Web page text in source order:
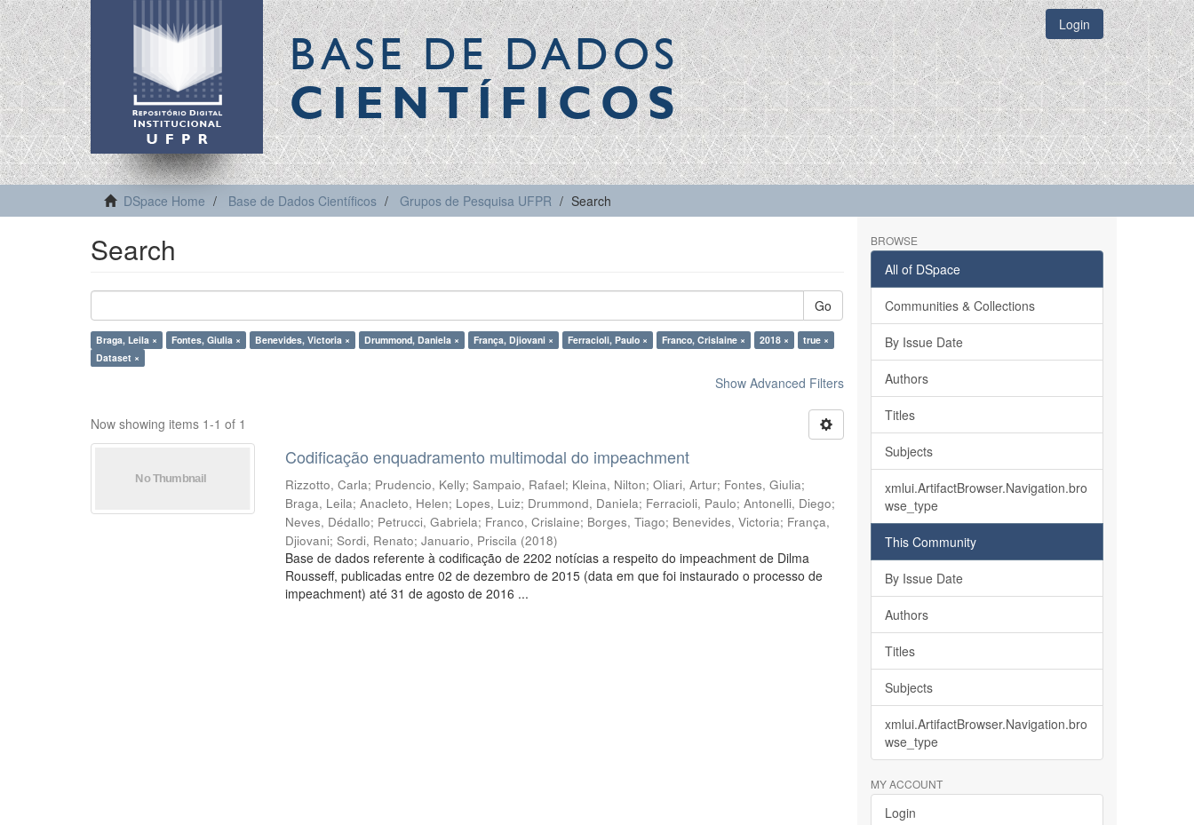
BASE DE DADOS
CIENTÍFICOS
Login
DSpace Home Base de Dados Científicos Grupos de Pesquisa UFPR Search
Search
Go
Braga, Leila × Fontes, Giulia × Benevides, Victoria × Drummond, Daniela × França, Djiovani × Ferracioli, Paulo × Franco, Crislaine × 2018 ×
true ×
Dataset ×
Show Advanced Filters
Now showing items 1-1 of 1
Codificação enquadramento multimodal do impeachment
Rizzotto, Carla; Prudencio, Kelly;Sampaio, Rafael; Kleina, Nilton;Oliari, Artur; Fontes, Giulia;
Braga, Leila;Anacleto, Helen; Lopes, Luiz; Drummond, Daniela; Ferracioli, Paulo;Antonelli, Diego;
Neves, Dédallo; Petrucci, Gabriela; Franco, Crislaine; Borges, Tiago; Benevides, Victoria; França,
Djiovani;Sordi, Renato;Januario, Priscila (2018)
Base de dados referente à codificação de 2202 notícias a respeito do impeachment de Dilma
Rousseff, publicadas entre 02 de dezembro de 2015 (data em que foi instaurado o processo de
impeachment) até 31 de agosto de 2016 ...
BROWSE
All of DSpace
Communities & Collections
By Issue Date
Authors
Titles
Subjects
xmlui.ArtifactBrowser.Navigation.bro
wse_type
This Community
By Issue Date
Authors
Titles
Subjects
xmlui.ArtifactBrowser.Navigation.bro
wse_type
MY ACCOUNT
Login